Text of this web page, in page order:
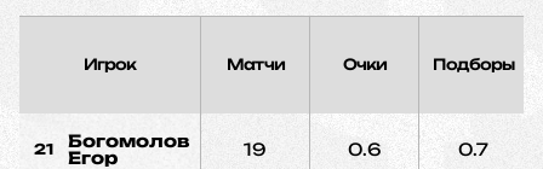
Игрок Матчи Очки Подборы
21
Богомолов
Егор
19 0.6 0.7